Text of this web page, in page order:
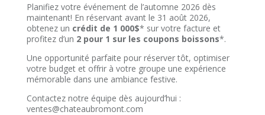
Planifiez votre événement de l’automne 2026 dès
maintenant! En réservant avant le 31 août 2026,
obtenez un crédit de 1 000$* sur votre facture et
profitez d’un 2 pour 1 sur les coupons boissons*.
Une opportunité parfaite pour réserver tôt, optimiser
votre budget et offrir à votre groupe une expérience
mémorable dans une ambiance festive.
Contactez notre équipe dès aujourd’hui :
ventes@chateaubromont.com